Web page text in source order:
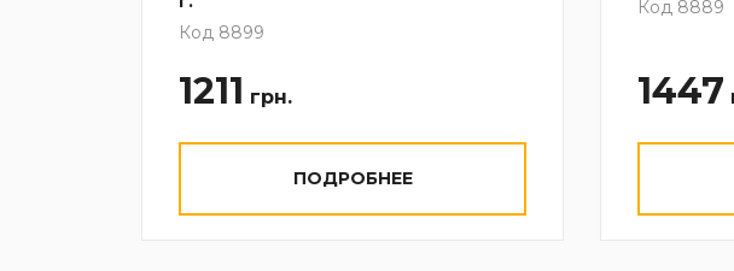
Код 8899
1211 грн.
ПОДРОБНЕЕ
Код 8889
1447